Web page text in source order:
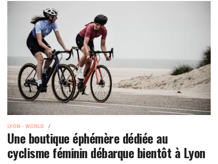
LYON - WORLD
Une boutique éphémère dédiée au
cyclisme féminin débarque bientôt à Lyon